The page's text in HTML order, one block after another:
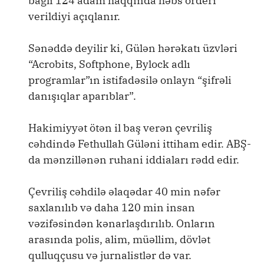
verildiyi açıqlanır.
Sənəddə deyilir ki, Gülən hərəkatı üzvləri
“Acrobits, Softphone, Bylock adlı
programlar”ın istifadəsilə onlayn “şifrəli
danışıqlar aparıblar”.
Hakimiyyət ötən il baş verən çevriliş
cəhdində Fethullah Güləni ittiham edir. ABŞ-
da mənzillənən ruhani iddiaları rədd edir.
Çevriliş cəhdilə əlaqədar 40 min nəfər
saxlanılıb və daha 120 min insan
vəzifəsindən kənarlaşdırılıb. Onların
arasında polis, alim, müəllim, dövlət
qulluqçusu və jurnalistlər də var.